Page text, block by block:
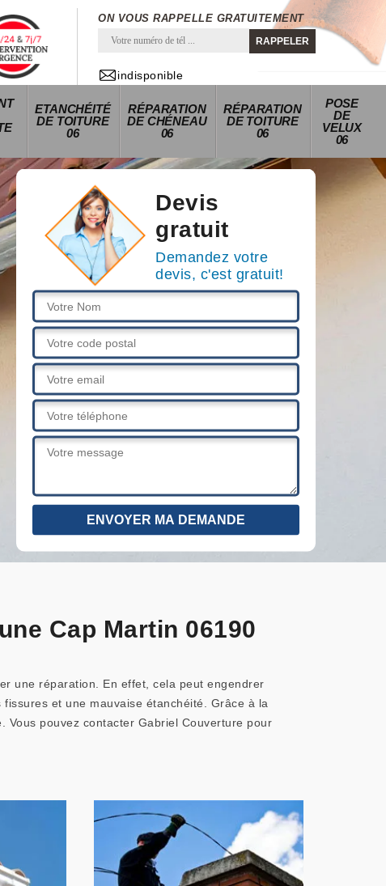
ON VOUS RAPPELLE GRATUITEMENT
indisponible
ETANCHÉITÉ
DE TOITURE
06
RÉPARATION
DE CHÉNEAU
06
RÉPARATION
DE TOITURE
06
POSE
DE
VELUX
06
Devis
gratuit
Demandez votre
devis, c'est gratuit!
Cap Martin 06190
une réparation. En effet, cela peut engendrer
et une mauvaise étanchéité. Grâce à la
Vous pouvez contacter Gabriel Couverture pour